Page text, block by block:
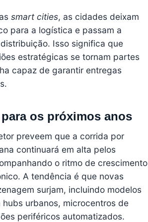
smart cities, as cidades deixam
para a logística e passam a
Isso significa que
estratégicas se tornam partes
capaz de garantir entregas
os próximos anos
preveem que a corrida por
continuará em alta pelos
o ritmo de crescimento
A tendência é que novas
surjam, incluindo modelos
urbanos, microcentros de
periféricos automatizados.